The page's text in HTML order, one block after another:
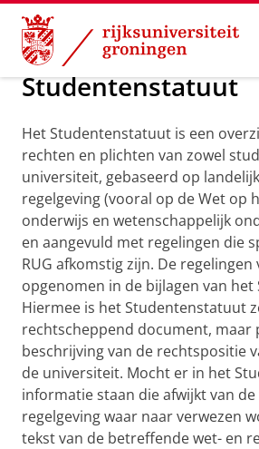
Skip
Content
Skip
Navigation
Over ons
Studentenstatuut
Het Studentenstatuut is een
rechten en plichten van zowel
universiteit, gebaseerd op
regelgeving (vooral op de Wet op
onderwijs en wetenschappelijk
en aangevuld met regelingen die
RUG afkomstig zijn. De regelingen
opgenomen in de bijlagen van
Hiermee is het Studentenstatuut
rechtscheppend document, maar
beschrijving van de rechtspositie
de universiteit. Mocht er in het
informatie staan die afwijkt van
regelgeving waar naar verwezen
tekst van de betreffende wet- en